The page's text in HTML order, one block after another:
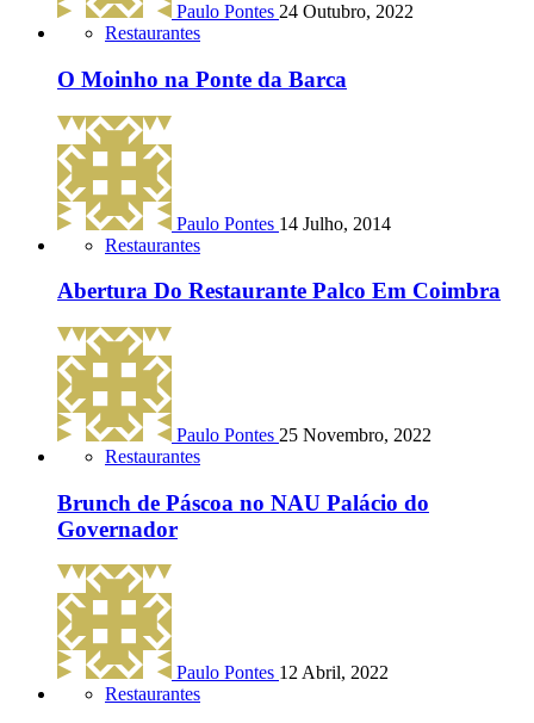
Paulo Pontes 24 Outubro, 2022
Restaurantes
O Moinho na Ponte da Barca
Paulo Pontes 14 Julho, 2014
Restaurantes
Abertura Do Restaurante Palco Em Coimbra
Paulo Pontes 25 Novembro, 2022
Restaurantes
Brunch de Páscoa no NAU Palácio do
Governador
Paulo Pontes 12 Abril, 2022
Restaurantes